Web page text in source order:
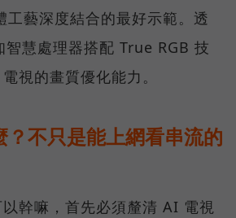
工藝深度結合的最好示範。透
智慧處理器搭配 True RGB 技
視的畫質優化能力。
不只是能上網看串流的
幹嘛，首先必須釐清 AI 電視